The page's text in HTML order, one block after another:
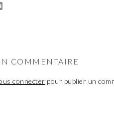
COMMENTAIRE
connecter pour publier un